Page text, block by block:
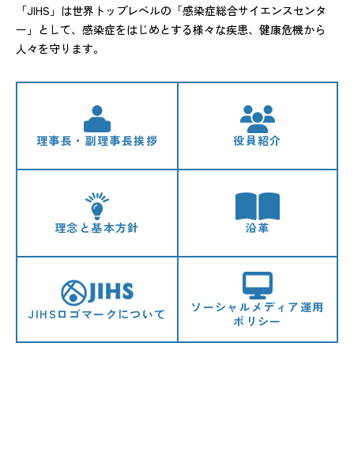
人材育成関係
広報関係
サーベイランス情報
日本語
「JIHS」は世界トップレベルの「感染症総合サイエンスセンタ
ー」として、感染症をはじめとする様々な疾患、健康危機から
人々を守ります。
理事長・副理事長挨拶 役員紹介
理念と基本方針 沿革
JIHSロゴマークについて
ソーシャルメディア運用
ポリシー